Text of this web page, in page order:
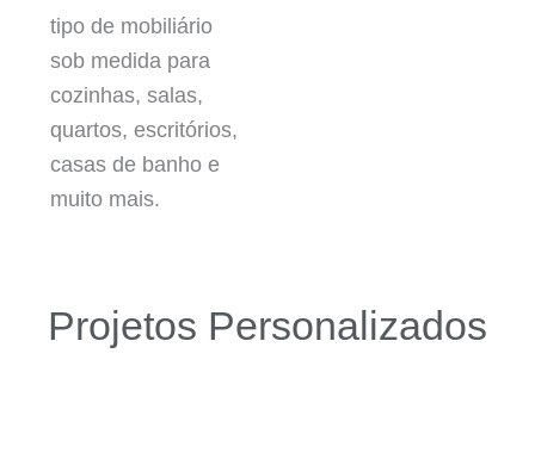
tipo de mobiliário
sob medida para
cozinhas, salas,
quartos, escritórios,
casas de banho e
muito mais.
Projetos Personalizados